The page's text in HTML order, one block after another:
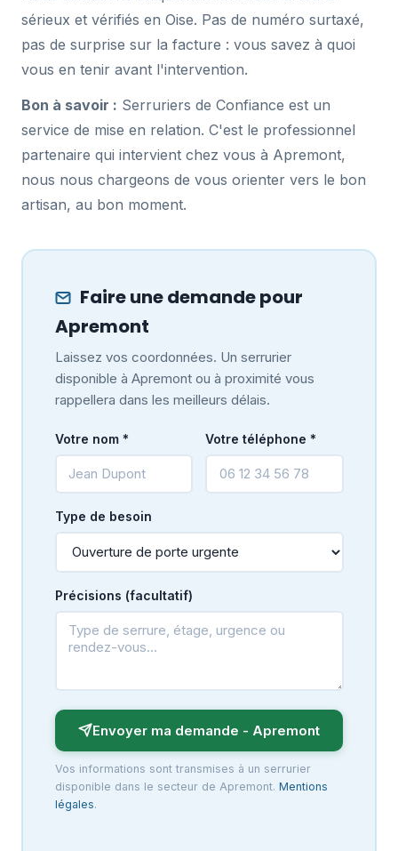
sérieux et vérifiés en Oise. Pas de numéro surtaxé,
pas de surprise sur la facture : vous savez à quoi
vous en tenir avant l'intervention.
Bon à savoir : Serruriers de Confiance est un
service de mise en relation. C'est le professionnel
partenaire qui intervient chez vous à Apremont,
nous nous chargeons de vous orienter vers le bon
artisan, au bon moment.
Faire une demande pour
Apremont
Laissez vos coordonnées. Un serrurier
disponible à Apremont ou à proximité vous
rappellera dans les meilleurs délais.
Votre nom * Votre téléphone *
Type de besoin
Précisions (facultatif)
Envoyer ma demande - Apremont
Vos informations sont transmises à un serrurier
disponible dans le secteur de Apremont. Mentions
légales.